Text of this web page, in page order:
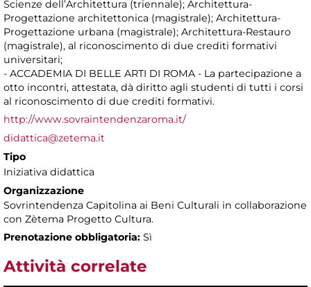
Scienze dell’Architettura (triennale); Architettura-
Progettazione architettonica (magistrale); Architettura-
Progettazione urbana (magistrale); Architettura-Restauro
(magistrale), al riconoscimento di due crediti formativi
universitari;
- ACCADEMIA DI BELLE ARTI DI ROMA - La partecipazione a
otto incontri, attestata, dà diritto agli studenti di tutti i corsi
al riconoscimento di due crediti formativi.
http://www.sovraintendenzaroma.it/
didattica@zetema.it
Tipo
Iniziativa didattica
Organizzazione
Sovrintendenza Capitolina ai Beni Culturali in collaborazione
con Zètema Progetto Cultura.
Prenotazione obbligatoria: Sì
Attività correlate